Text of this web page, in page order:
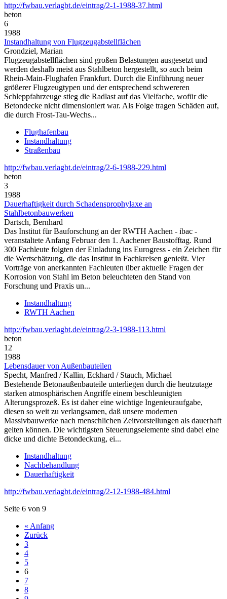
http://fwbau.verlagbt.de/eintrag/2-1-1988-37.html
beton
6
1988
Instandhaltung von Flugzeugabstellflächen
Grondziel, Marian
Flugzeugabstellflächen sind großen Belastungen ausgesetzt und
werden deshalb meist aus Stahlbeton hergestellt, so auch beim
Rhein-Main-Flughafen Frankfurt. Durch die Einführung neuer
größerer Flugzeugtypen und der entsprechend schwereren
Schleppfahrzeuge stieg die Radlast auf das Vielfache, wofür die
Betondecke nicht dimensioniert war. Als Folge tragen Schäden auf,
die durch Frost-Tau-Wechs...
Flughafenbau
Instandhaltung
Straßenbau
http://fwbau.verlagbt.de/eintrag/2-6-1988-229.html
beton
3
1988
Dauerhaftigkeit durch Schadensprophylaxe an
Stahlbetonbauwerken
Dartsch, Bernhard
Das Institut für Bauforschung an der RWTH Aachen - ibac -
veranstaltete Anfang Februar den 1. Aachener Baustofftag. Rund
300 Fachleute folgten der Einladung ins Eurogress - ein Zeichen für
die Wertschätzung, die das Institut in Fachkreisen genießt. Vier
Vorträge von anerkannten Fachleuten über aktuelle Fragen der
Korrosion von Stahl im Beton beleuchteten den Stand von
Forschung und Praxis un...
Instandhaltung
RWTH Aachen
http://fwbau.verlagbt.de/eintrag/2-3-1988-113.html
beton
12
1988
Lebensdauer von Außenbauteilen
Specht, Manfred / Kallin, Eckhard / Stauch, Michael
Bestehende Betonaußenbauteile unterliegen durch die heutzutage
starken atmosphärischen Angriffe einem beschleunigten
Alterungsprozeß. Es ist daher eine wichtige Ingenieuraufgabe,
diesen so weit zu verlangsamen, daß unsere modernen
Massivbauwerke nach menschlichen Zeitvorstellungen als dauerhaft
gelten können. Die wichtigsten Steuerungselemente sind dabei eine
dicke und dichte Betondeckung, ei...
Instandhaltung
Nachbehandlung
Dauerhaftigkeit
http://fwbau.verlagbt.de/eintrag/2-12-1988-484.html
Seite 6 von 9
« Anfang
Zurück
3
4
5
6
7
8